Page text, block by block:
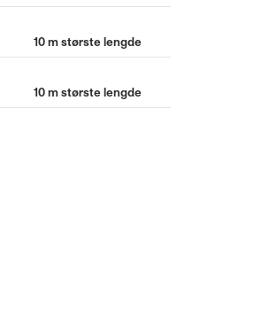
10 m største lengde
10 m største lengde